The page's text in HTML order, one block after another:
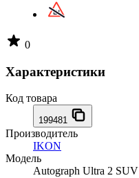
0
Характеристики
Код товара
199481
Производитель
IKON
Модель
Autograph Ultra 2 SUV